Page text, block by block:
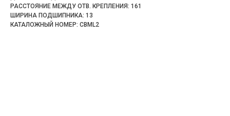
РАССТОЯНИЕ МЕЖДУ ОТВ. КРЕПЛЕНИЯ: 161
ШИРИНА ПОДШИПНИКА: 13
КАТАЛОЖНЫЙ НОМЕР: CBML2